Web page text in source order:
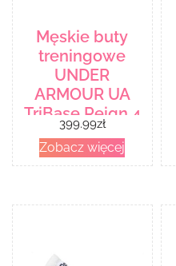
Męskie buty
treningowe
UNDER
ARMOUR UA
TriBase Reign 4
Pro
399.99zł
Zobacz więcej